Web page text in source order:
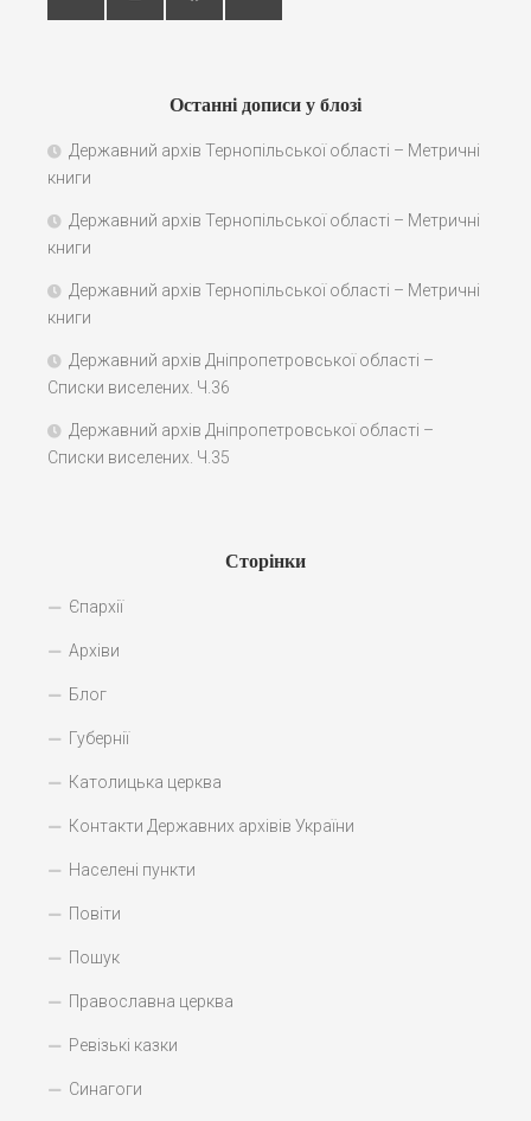
Останні дописи у блозі
Державний архів Тернопільської області – Метричні
книги
Державний архів Тернопільської області – Метричні
книги
Державний архів Тернопільської області – Метричні
книги
Державний архів Дніпропетровської області –
Списки виселених. Ч.36
Державний архів Дніпропетровської області –
Списки виселених. Ч.35
Сторінки
Єпархії
Архіви
Блог
Губернії
Католицька церква
Контакти Державних архівів України
Населені пункти
Повіти
Пошук
Православна церква
Ревізькі казки
Синагоги